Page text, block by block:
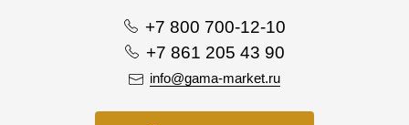
+7 800 700-12-10
+7 861 205 43 90
info@gama-market.ru